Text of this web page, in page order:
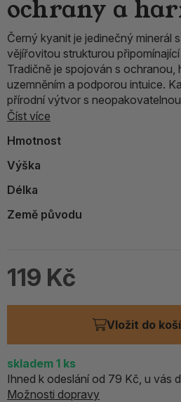
ochrany a
Černý kyanit je jedinečný minerál
vějířovitou strukturou
Tradičně je spojován s ochranou,
uzemněním a podporou intuice.
přírodní výtvor s
Číst více
Hmotnost
Výška
Délka
Země původu
119 Kč
Vložit do
skladem 1 ks
Ihned k odeslání od 79 Kč, u vás
Možnosti dopravy